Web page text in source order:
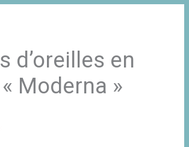
d’oreilles en
Moderna »